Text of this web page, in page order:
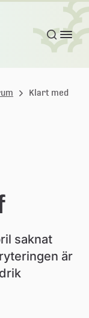
Klart med
saknat
är